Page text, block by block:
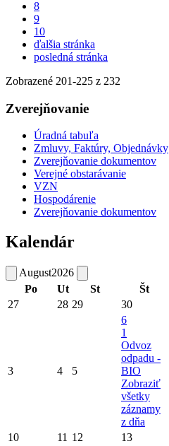
8
9
10
ďalšia stránka
posledná stránka
Zobrazené 201-225 z 232
Zverejňovanie
Úradná tabuľa
Zmluvy, Faktúry, Objednávky
Zverejňovanie dokumentov
Verejné obstarávanie
VZN
Hospodárenie
Zverejňovanie dokumentov
Kalendár
August2026
Po
Ut St Št
27
28 29 30
3 4 5
6
1
Odvoz
odpadu -
BIO
Zobraziť
všetky
záznamy
z dňa
10 11 12 13